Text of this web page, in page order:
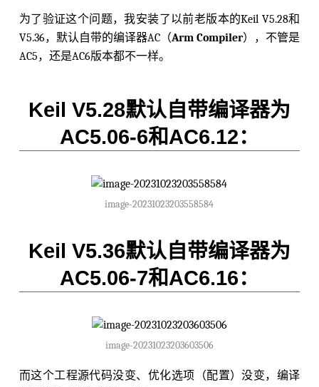
为了验证这个问题，我安装了以前老版本的Keil V5.28和
V5.36，默认自带的编译器AC（Arm Compiler），不管是
AC5，还是AC6版本都不一样。
Keil V5.28默认自带编译器为
AC5.06-6和AC6.12：
image-20231023203558584
Keil V5.36默认自带编译器为
AC5.06-7和AC6.16：
image-20231023203603506
而这个工程源代码没变、优化选项（配置）没变，编译